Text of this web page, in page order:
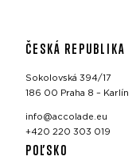
ČESKÁ REPUBLIKA
Sokolovská 394/17
186 00 Praha 8 – Karlín
info@accolade.eu
+420 220 303 019
POĽSKO